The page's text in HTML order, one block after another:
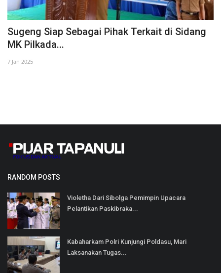
Sugeng Siap Sebagai Pihak Terkait di Sidang
MK Pilkada...
7 Jan 2025
RANDOM POSTS
Violetha Dari Sibolga Pemimpin Upacara
Pelantikan Paskibraka...
Kabaharkam Polri Kunjungi Poldasu, Mari
Laksanakan Tugas...